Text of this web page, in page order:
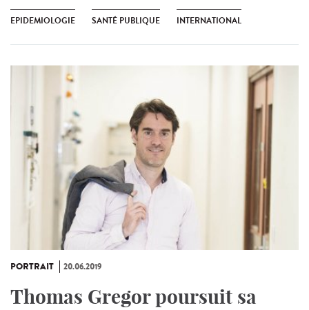
EPIDEMIOLOGIE SANTÉ PUBLIQUE INTERNATIONAL
PORTRAIT 20.06.2019
Thomas Gregor poursuit sa